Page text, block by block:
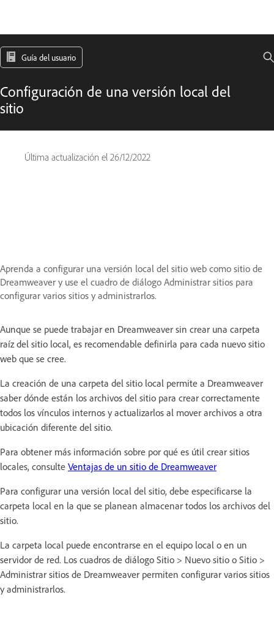
Guía del usuario
Configuración de una versión local del
sitio
Última actualización el 26/12/2022
Aprenda a configurar una versión local del sitio web como sitio de
Dreamweaver y use el cuadro de diálogo Administrar sitios para
configurar varios sitios y administrarlos.
Aunque se puede trabajar en Dreamweaver sin crear una carpeta
raíz del sitio local, es recomendable definirla para cada nuevo sitio
web que se cree.
La creación de una carpeta del sitio local permite a Dreamweaver
saber dónde están los archivos del sitio para crear correctamente
todos los vínculos internos y actualizarlos al mover archivos a otra
ubicación diferente del sitio.
Para obtener más información sobre por qué es útil crear sitios
locales, consulte Ventajas de un sitio de Dreamweaver
Para configurar una versión local del sitio, debe especificarse la
carpeta local en la que se planean almacenar todos los archivos del
sitio.
La carpeta local puede encontrarse en el equipo local o en un
servidor de red. Los cuadros de diálogo Sitio > Nuevo sitio o Sitio >
Administrar sitios de Dreamweaver permiten configurar varios sitios
y administrarlos.